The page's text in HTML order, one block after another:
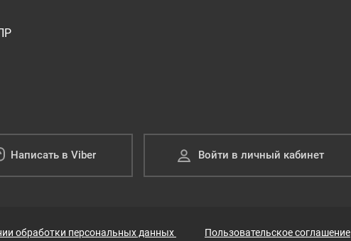
Написать в Viber Войти в личный кабинет
обработки персональных данных Пользовательское соглашение